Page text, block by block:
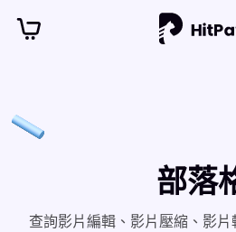
部落
查詢影片編輯、影片壓縮、影